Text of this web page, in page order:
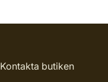
Kontakta butiken